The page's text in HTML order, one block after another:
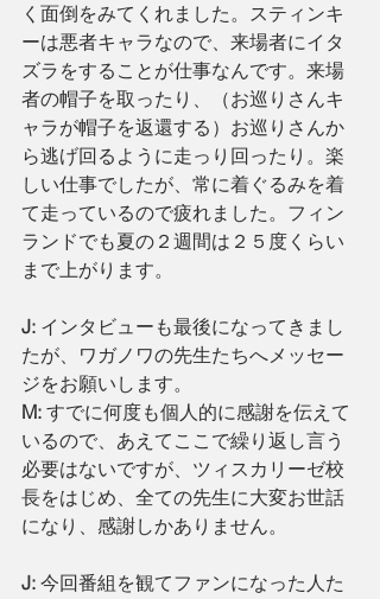
く面倒をみてくれました。スティンキ
ーは悪者キャラなので、来場者にイタ
ズラをすることが仕事なんです。来場
者の帽子を取ったり、（お巡りさんキ
ャラが帽子を返還する）お巡りさんか
ら逃げ回るように走っり回ったり。楽
しい仕事でしたが、常に着ぐるみを着
て走っているので疲れました。フィン
ランドでも夏の２週間は２５度くらい
まで上がります。
J: インタビューも最後になってきまし
たが、ワガノワの先生たちへメッセー
ジをお願いします。
M: すでに何度も個人的に感謝を伝えて
いるので、あえてここで繰り返し言う
必要はないですが、ツィスカリーゼ校
長をはじめ、全ての先生に大変お世話
になり、感謝しかありません。
J: 今回番組を観てファンになった人た